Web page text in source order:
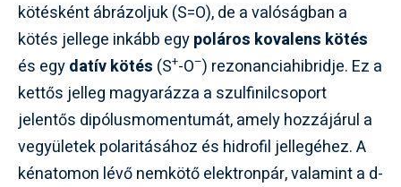
kötésként ábrázoljuk (S=O), de a valóságban a
kötés jellege inkább egypoláros kovalens kötés
és egydatív kötés (S+-O–) rezonanciahibridje. Ez a
kettős jelleg magyarázza a szulfinilcsoport
jelentős dipólusmomentumát, amely hozzájárul a
vegyületek polaritásához és hidrofil jellegéhez. A
kénatomon lévő nemkötő elektronpár, valamint a d-